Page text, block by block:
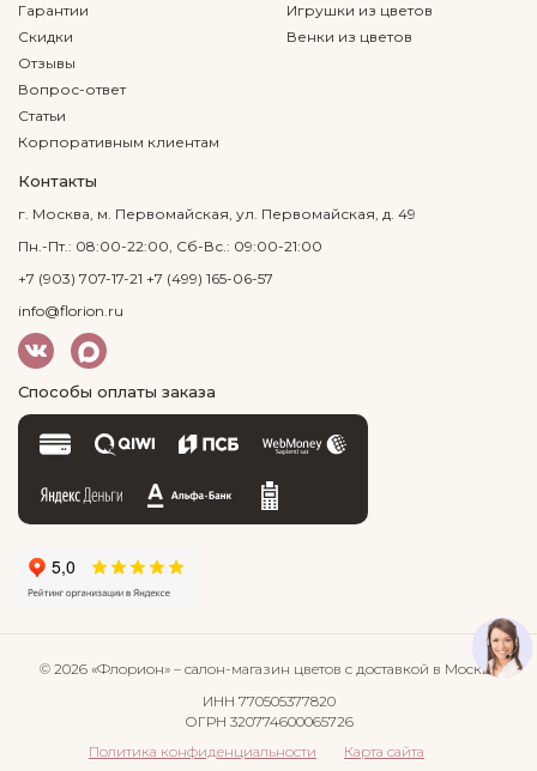
Гарантии
Скидки
Отзывы
Вопрос-ответ
Статьи
Корпоративным клиентам
Игрушки из цветов
Венки из цветов
Контакты
г. Москва, м. Первомайская, ул. Первомайская, д. 49
Пн.-Пт.: 08:00-22:00, Сб-Вс.: 09:00-21:00
+7 (903) 707-17-21 +7 (499) 165-06-57
info@florion.ru
Способы оплаты заказа
© 2026 «Флорион» – салон-магазин цветов с доставкой в Москве
ИНН 770505377820
ОГРН 320774600065726
Политика конфиденциальности
Карта сайта